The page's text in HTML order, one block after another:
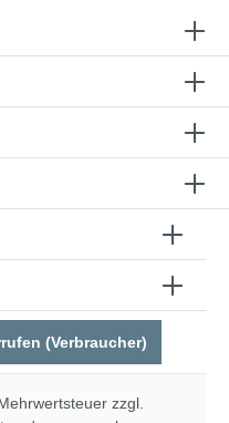
(Verbraucher)
zzgl.